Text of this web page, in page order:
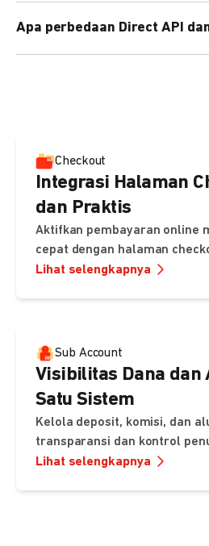
pemrograman untuk membantu
Apa perbedaan Direct API
Checkout
Integrasi Halaman
dan Praktis
Aktifkan pembayaran online
cepat dengan halaman
Lihat selengkapnya
Sub Account
Visibilitas Dana dan
Satu Sistem
Kelola deposit, komisi, dan
transparansi dan kontrol
Lihat selengkapnya